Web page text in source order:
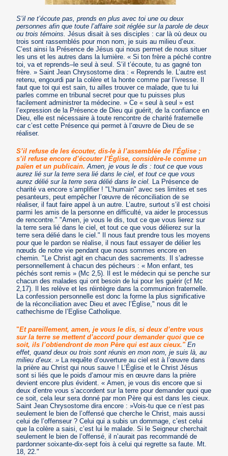
S’il ne t’écoute pas, prends en plus avec toi une ou deux
personnes afin que toute l’affaire soit réglée sur la parole de deux
ou trois témoins. Jésus disait à ses disciples : car là où deux ou
trois sont rassemblés pour mon nom, je suis au milieu d’eux.
C’est ainsi la Présence de Jésus qui nous permet de nous situer
les uns et les autres dans la lumière. « Si ton frère a péché contre
toi, va et reprends–le seul à seul. S’il t’écoute, tu as gagné ton
frère. » Saint Jean Chrysostome dira : « Reprends le. L’autre est
retenu, engourdi par la colère et la honte comme par l’ivresse. Il
faut que toi qui est sain, tu ailles trouver ce malade, que tu lui
parles comme en tribunal secret pour que tu puisses plus
facilement administrer ta médecine. » Ce « seul à seul » est
l’expression de la Présence de Dieu qui guérit, de la confiance en
Dieu, elle est nécessaire à toute rencontre de charité fraternelle
car c’est cette Présence qui permet à l’œuvre de Dieu de se
réaliser.
S’il refuse de les écouter, dis-le à l’assemblée de l’Église ;
s’il refuse encore d’écouter l’Église, considère-le comme un
païen et un publicain. Amen, je vous le dis : tout ce que vous
aurez lié sur la terre sera lié dans le ciel, et tout ce que vous
aurez délié sur la terre sera délié dans le ciel. La Présence de
charité va encore s’amplifier ! "L’humain" avec ses limites et ses
pesanteurs, peut empêcher l’œuvre de réconciliation de se
réaliser, il faut faire appel à un autre. L’autre, surtout s’il est choisi
parmi les amis de la personne en difficulté, va aider le processus
de rencontre." "Amen, je vous le dis, tout ce que vous lierez sur
la terre sera lié dans le ciel, et tout ce que vous délierez sur la
terre sera délié dans le ciel." Il nous faut prendre tous les moyens
pour que le pardon se réalise, il nous faut essayer de délier les
nœuds de notre vie pendant que nous sommes encore en
chemin. "Le Christ agit en chacun des sacrements. Il s’adresse
personnellement à chacun des pécheurs : « Mon enfant, tes
péchés sont remis » (Mc 2,5). Il est le médecin qui se penche sur
chacun des malades qui ont besoin de lui pour les guérir (cf Mc
2,17). Il les relève et les réintègre dans la communion fraternelle.
La confession personnelle est donc la forme la plus significative
de la réconciliation avec Dieu et avec l’Église," nous dit le
cathechisme de l’Eglise Catholique.
"Et pareillement, amen, je vous le dis, si deux d’entre vous
sur la terre se mettent d’accord pour demander quoi que ce
soit, ils l’obtiendront de mon Père qui est aux cieux." En
effet, quand deux ou trois sont réunis en mon nom, je suis là, au
milieu d’eux. » La requête d’ouverture au ciel est à l’œuvre dans
la prière au Christ qui nous sauve ! L’Église et le Christ Jésus
sont si liés que le poids d’amour mis en œuvre dans la prière
devient encore plus évident. « Amen, je vous dis encore que si
deux d’entre vous s’accordent sur la terre pour demander quoi que
ce soit, cela leur sera donné par mon Père qui est dans les cieux.
Saint Jean Chrysostome dira encore : »Vois-tu que ce n’est pas
seulement le bien de l’offensé que cherche le Christ, mais aussi
celui de l’offenseur ? Celui qui a subis un dommage, c’est celui
que la colère a saisi, c’est lui le malade. Si le Seigneur cherchait
seulement le bien de l’offensé, il n’aurait pas recommandé de
pardonner soixante-dix-sept fois à celui qui regrette sa faute. Mt.
18, 22."